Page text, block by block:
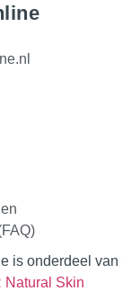
is onderdeel van
Natural Skin